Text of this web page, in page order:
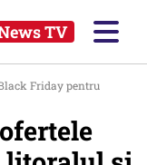
TV
Friday pentru